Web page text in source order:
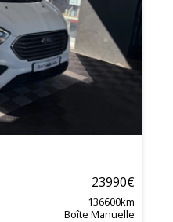
23990€
136600km
Boîte Manuelle